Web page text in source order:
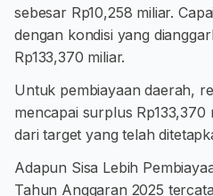
sebesar Rp10,258 miliar.
dengan kondisi yang
Rp133,370 miliar.
Untuk pembiayaan daerah,
mencapai surplus Rp133,370
dari target yang telah
Adapun Sisa Lebih
Tahun Anggaran 2025